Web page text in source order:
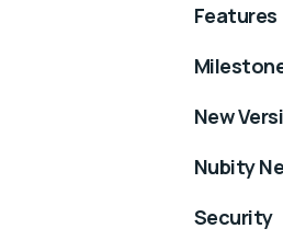
Features
New
Nubity
Security